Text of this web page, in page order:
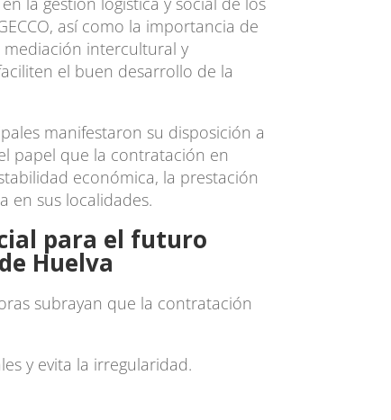
así como la importancia de
mediación intercultural y
el buen desarrollo de la
manifestaron su disposición a
papel que la contratación en
económica, la prestación
en sus localidades.
para el futuro
Huelva
subrayan que la contratación
y evita la irregularidad.